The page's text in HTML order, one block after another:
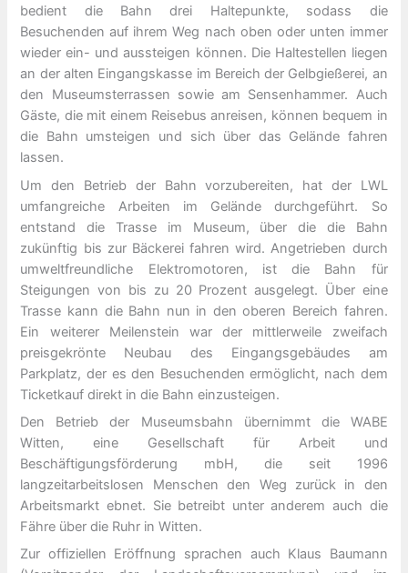
bedient die Bahn drei Haltepunkte, sodass die
Besuchenden auf ihrem Weg nach oben oder unten immer
wieder ein- und aussteigen können. Die Haltestellen liegen
an der alten Eingangskasse im Bereich der Gelbgießerei, an
den Museumsterrassen sowie am Sensenhammer. Auch
Gäste, die mit einem Reisebus anreisen, können bequem in
die Bahn umsteigen und sich über das Gelände fahren
lassen.
Um den Betrieb der Bahn vorzubereiten, hat der LWL
umfangreiche Arbeiten im Gelände durchgeführt. So
entstand die Trasse im Museum, über die die Bahn
zukünftig bis zur Bäckerei fahren wird. Angetrieben durch
umweltfreundliche Elektromotoren, ist die Bahn für
Steigungen von bis zu 20 Prozent ausgelegt. Über eine
Trasse kann die Bahn nun in den oberen Bereich fahren.
Ein weiterer Meilenstein war der mittlerweile zweifach
preisgekrönte Neubau des Eingangsgebäudes am
Parkplatz, der es den Besuchenden ermöglicht, nach dem
Ticketkauf direkt in die Bahn einzusteigen.
Den Betrieb der Museumsbahn übernimmt die WABE
Witten, eine Gesellschaft für Arbeit und
Beschäftigungsförderung mbH, die seit 1996
langzeitarbeitslosen Menschen den Weg zurück in den
Arbeitsmarkt ebnet. Sie betreibt unter anderem auch die
Fähre über die Ruhr in Witten.
Zur offiziellen Eröffnung sprachen auch Klaus Baumann